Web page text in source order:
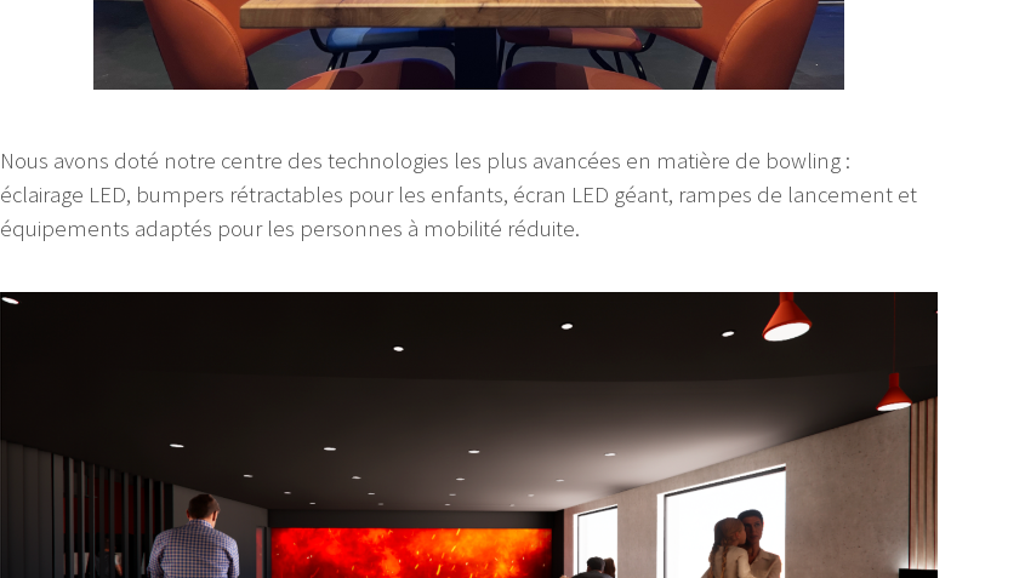
Nous avons doté notre centre des technologies les plus avancées en matière de bowling :
éclairage LED, bumpers rétractables pour les enfants, écran LED géant, rampes de lancement et
équipements adaptés pour les personnes à mobilité réduite.